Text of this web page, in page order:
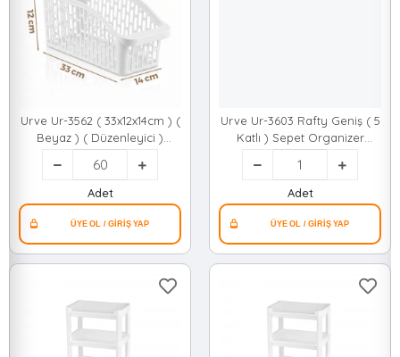
Urve Ur-3562 ( 33x12x14cm ) (
Beyaz ) ( Düzenleyici )
Plastik Çok Amaçlı
Organizer*60=k
Adet
Urve Ur-3603 Rafty Geniş ( 5
Katlı ) Sepet Organizer
Düzenleyici ( Raf Ünitesi ) (
355x220x870mm )*8
Adet